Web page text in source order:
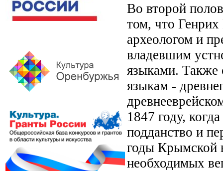
Во второй
том, что
археологом и
владевшим
языками. Также
языкам -
1847 году,
подданство и
годы Крымской
необходимых